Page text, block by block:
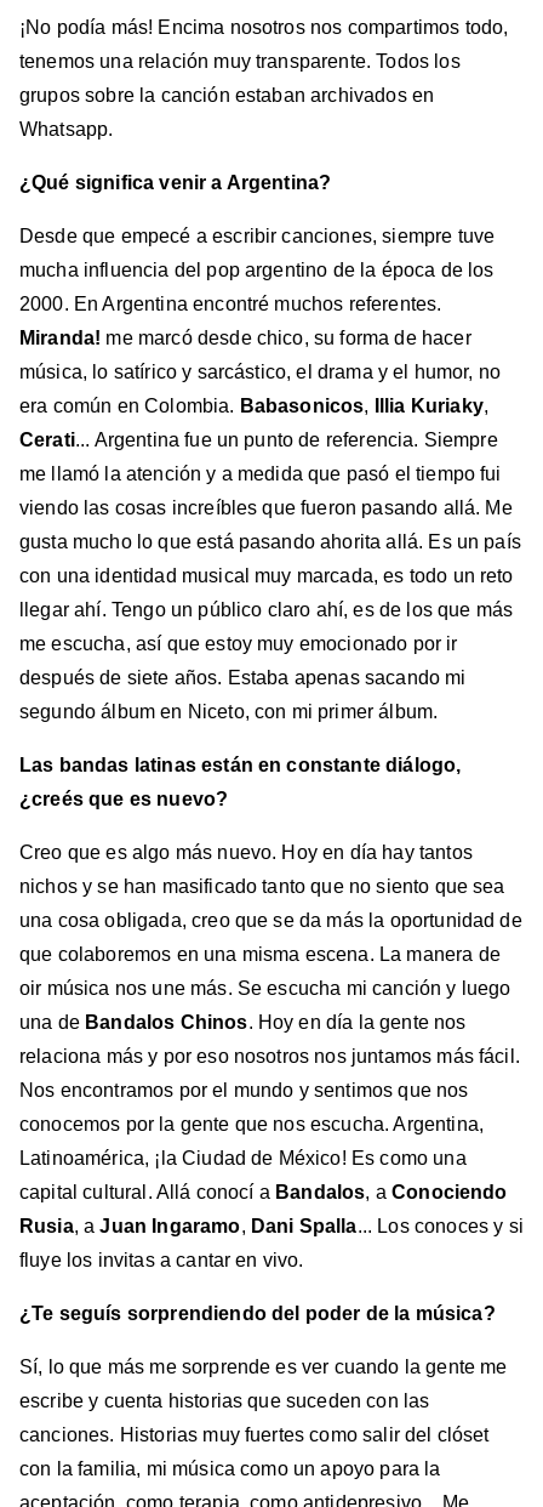
¡No podía más! Encima nosotros nos compartimos todo,
tenemos una relación muy transparente. Todos los
grupos sobre la canción estaban archivados en
Whatsapp.
¿Qué significa venir a Argentina?
Desde que empecé a escribir canciones, siempre tuve
mucha influencia del pop argentino de la época de los
2000. En Argentina encontré muchos referentes.
Miranda! me marcó desde chico, su forma de hacer
música, lo satírico y sarcástico, el drama y el humor, no
era común en Colombia. Babasonicos, Illia Kuriaky,
Cerati... Argentina fue un punto de referencia. Siempre
me llamó la atención y a medida que pasó el tiempo fui
viendo las cosas increíbles que fueron pasando allá. Me
gusta mucho lo que está pasando ahorita allá. Es un país
con una identidad musical muy marcada, es todo un reto
llegar ahí. Tengo un público claro ahí, es de los que más
me escucha, así que estoy muy emocionado por ir
después de siete años. Estaba apenas sacando mi
segundo álbum en Niceto, con mi primer álbum.
Las bandas latinas están en constante diálogo,
¿creés que es nuevo?
Creo que es algo más nuevo. Hoy en día hay tantos
nichos y se han masificado tanto que no siento que sea
una cosa obligada, creo que se da más la oportunidad de
que colaboremos en una misma escena. La manera de
oir música nos une más. Se escucha mi canción y luego
una de Bandalos Chinos. Hoy en día la gente nos
relaciona más y por eso nosotros nos juntamos más fácil.
Nos encontramos por el mundo y sentimos que nos
conocemos por la gente que nos escucha. Argentina,
Latinoamérica, ¡la Ciudad de México! Es como una
capital cultural. Allá conocí a Bandalos, aConociendo
Rusia, aJuan Ingaramo, Dani Spalla... Los conoces y si
fluye los invitas a cantar en vivo.
¿Te seguís sorprendiendo del poder de la música?
Sí, lo que más me sorprende es ver cuando la gente me
escribe y cuenta historias que suceden con las
canciones. Historias muy fuertes como salir del clóset
con la familia, mi música como un apoyo para la
aceptación, como terapia, como antidepresivo... Me